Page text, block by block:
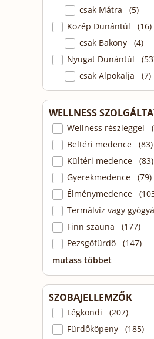
csak Mátra (5)
Közép Dunántúl (16)
csak Bakony (4)
Nyugat Dunántúl
csak Alpokalja (7)
WELLNESS
Wellness részleggel
Beltéri medence (83)
Kültéri medence (83)
Gyerekmedence (79)
Élménymedence
Termálvíz vagy
Finn szauna (177)
Pezsgőfürdő (147)
mutass többet
SZOBAJELLEMZŐK
Légkondi (207)
Fürdőköpeny (185)